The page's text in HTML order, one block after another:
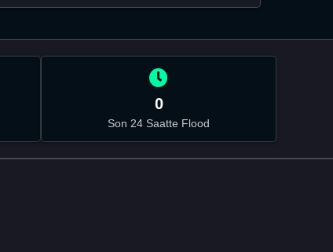
0
Son 24 Saatte Flood